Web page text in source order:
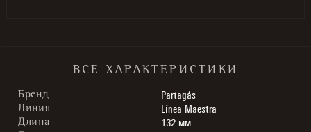
ВСЕ ХАРАКТЕРИСТИКИ
Бренд Partagás
Линия Línea Maestra
Длина 132 мм